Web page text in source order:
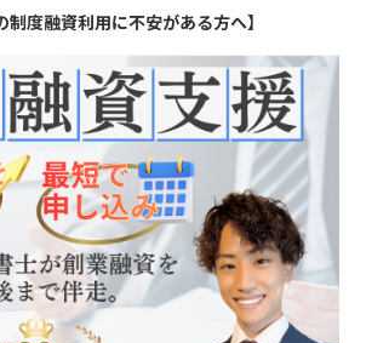
制度融資利用に不安がある方へ】